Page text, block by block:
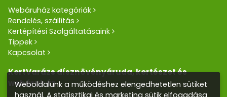
Webáruház kategóriák
Rendelés, szállítás
Kertépítési Szolgáltatásaink
Tippek
Kapcsolat
KertVarázs dísznövényáruda, kertészet és
webáruház
Weboldalunk a működéshez elengedhetetlen sütiket